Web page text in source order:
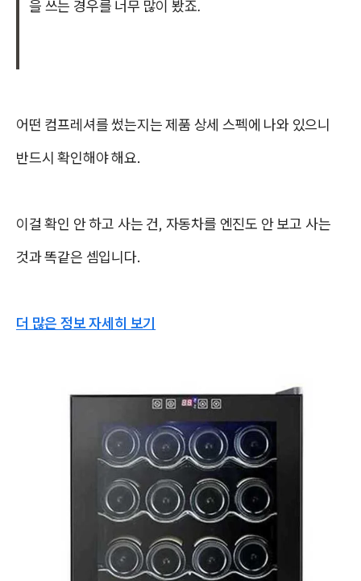
을 쓰는 경우를 너무 많이 봤죠.
어떤 컴프레셔를 썼는지는 제품 상세 스펙에 나와 있으니
반드시 확인해야 해요.
이걸 확인 안 하고 사는 건, 자동차를 엔진도 안 보고 사는
것과 똑같은 셈입니다.
더 많은 정보 자세히 보기